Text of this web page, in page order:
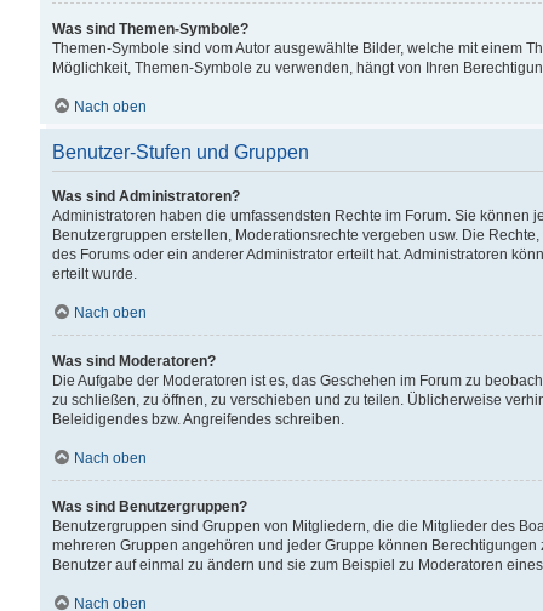
Was sind Themen-Symbole?
Themen-Symbole sind vom Autor ausgewählte Bilder, welche mit einem
Möglichkeit, Themen-Symbole zu verwenden, hängt von Ihren
Nach oben
Benutzer-Stufen und Gruppen
Was sind Administratoren?
Administratoren haben die umfassendsten Rechte im Forum. Sie können
Benutzergruppen erstellen, Moderationsrechte vergeben usw. Die
des Forums oder ein anderer Administrator erteilt hat. Administratoren
erteilt wurde.
Nach oben
Was sind Moderatoren?
Die Aufgabe der Moderatoren ist es, das Geschehen im Forum zu
zu schließen, zu öffnen, zu verschieben und zu teilen. Üblicherweise
Beleidigendes bzw. Angreifendes schreiben.
Nach oben
Was sind Benutzergruppen?
Benutzergruppen sind Gruppen von Mitgliedern, die die Mitglieder des
mehreren Gruppen angehören und jeder Gruppe können
Benutzer auf einmal zu ändern und sie zum Beispiel zu Moderatoren
Nach oben